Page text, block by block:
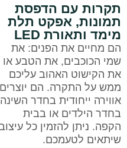
תקרות עם הדפסת
תמונות, אפקט תלת
מימד ותאורת LED
הם מחיים את הפנים: את
שמי הכוכבים, את הטבע או
את הקישוט האהוב עליכם
ממש על התקרה. הם יוצרים
אווירה ייחודית בחדר השינה,
בחדר הילדים או בבית
הקפה. ניתן להזמין כל עיצוב
שיתאים לטעמכם.